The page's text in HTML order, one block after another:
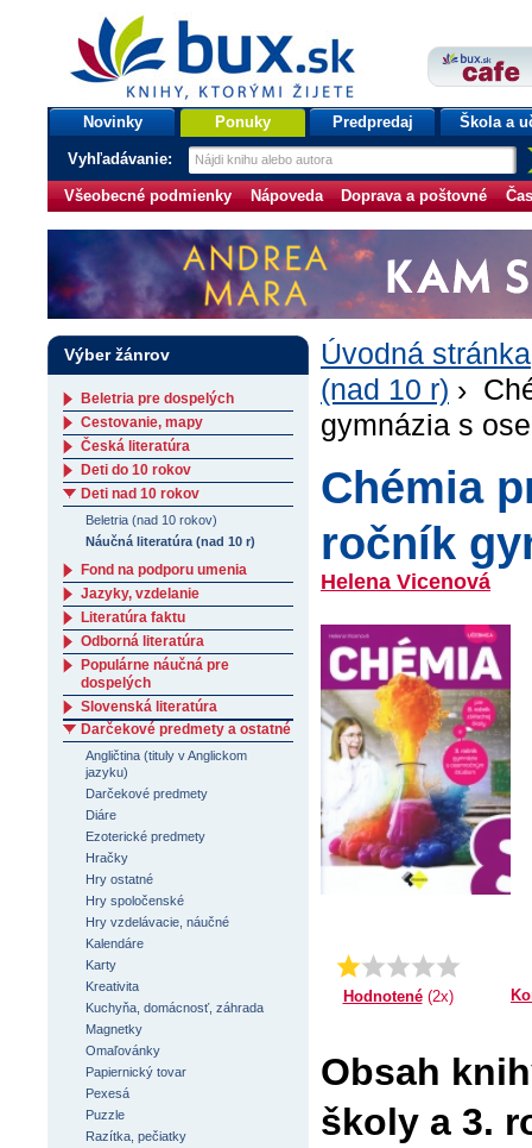
bux.sk
knihy, ktorými žijete
Úvodná stránka
Novinky Ponuky Predpredaj Škola a
Vyhľadávanie:
Všeobecné podmienky Nápoveda Doprava a poštovné
Úvodná stránka
(nad 10 r) ›
gymnázia s
Chémia
ročník
Helena Vicenová
Priemer:
1.0
Hodnotené(2x)
Obsah
školy a 3.
Výber žánrov
Beletria pre dospelých
Cestovanie, mapy
Česká literatúra
Deti do 10 rokov
Deti nad 10 rokov
Beletria (nad 10 rokov)
Náučná literatúra (nad 10 r)
Fond na podporu umenia
Jazyky, vzdelanie
Literatúra faktu
Odborná literatúra
Populárne náučná pre
dospelých
Slovenská literatúra
Darčekové predmety a ostatné
Angličtina (tituly v Anglickom
jazyku)
Darčekové predmety
Diáre
Ezoterické predmety
Hračky
Hry ostatné
Hry spoločenské
Hry vzdelávacie, náučné
Kalendáre
Karty
Kreativita
Kuchyňa, domácnosť, záhrada
Magnetky
Omaľovánky
Papiernický tovar
Pexesá
Puzzle
Razítka, pečiatky